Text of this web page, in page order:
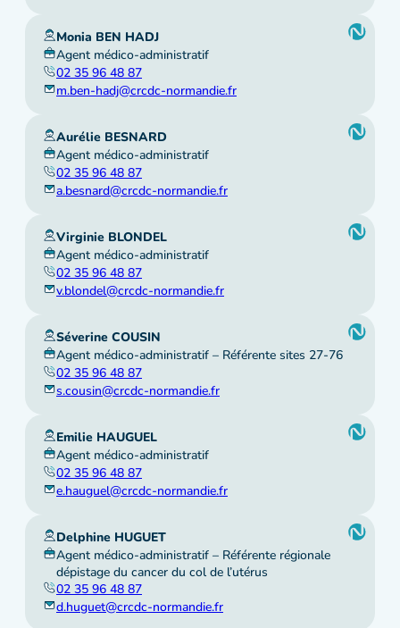
Monia BEN HADJ
Agent médico-administratif
02 35 96 48 87
m.ben-hadj@crcdc-normandie.fr
Aurélie BESNARD
Agent médico-administratif
02 35 96 48 87
a.besnard@crcdc-normandie.fr
Virginie BLONDEL
Agent médico-administratif
02 35 96 48 87
v.blondel@crcdc-normandie.fr
Séverine COUSIN
Agent médico-administratif – Référente sites 27-76
02 35 96 48 87
s.cousin@crcdc-normandie.fr
Emilie HAUGUEL
Agent médico-administratif
02 35 96 48 87
e.hauguel@crcdc-normandie.fr
Delphine HUGUET
Agent médico-administratif – Référente régionale
dépistage du cancer du col de l’utérus
02 35 96 48 87
d.huguet@crcdc-normandie.fr